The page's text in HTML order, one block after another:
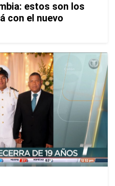
estos son los
con el nuevo